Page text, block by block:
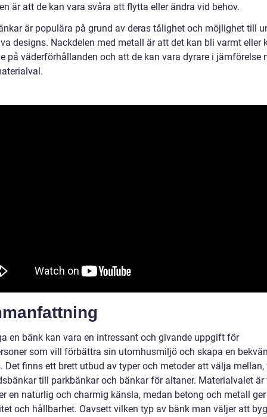
är att de kan vara svåra att flytta eller ändra vid behov.
är populära på grund av deras tålighet och möjlighet till
designs. Nackdelen med metall är att det kan bli varmt eller
på väderförhållanden och att de kan vara dyrare i jämförelse
en bänk kan vara en intressant och givande uppgift för
som vill förbättra sin utomhusmiljö och skapa en
Det finns ett brett utbud av typer och metoder att välja mellan,
till parkbänkar och bänkar för altaner. Materialvalet är
en naturlig och charmig känsla, medan betong och metall ger
och hållbarhet. Oavsett vilken typ av bänk man väljer att